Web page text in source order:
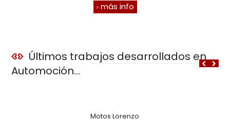
más info
Últimos trabajos desarrollados en
Automoción...
Motos Lorenzo